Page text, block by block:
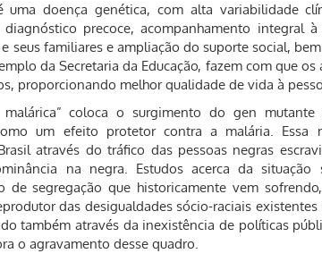
uma doença genética, com alta variabilidade
precoce, acompanhamento integral
seus familiares e ampliação do suporte social,
da Secretaria da Educação, fazem com que
proporcionando melhor qualidade de vida à
malárica” coloca o surgimento do gen
um efeito protetor contra a malária. Essa
através do tráfico das pessoas negras
na negra. Estudos acerca da situação
de segregação que historicamente vem
das desigualdades sócio-raciais
também através da inexistência de políticas
o agravamento desse quadro.